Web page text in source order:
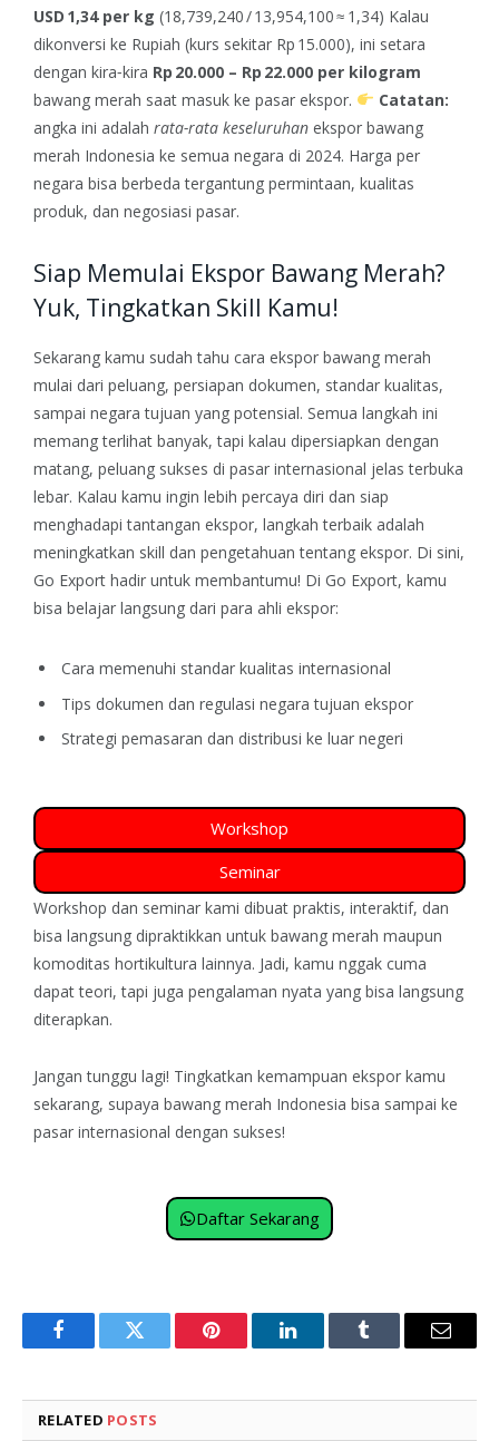
USD 1,34 per kg (18,739,240 / 13,954,100 ≈ 1,34) Kalau
dikonversi ke Rupiah (kurs sekitar Rp 15.000), ini setara
dengan kira‑kira Rp 20.000 – Rp 22.000 per kilogram
bawang merah saat masuk ke pasar ekspor.
Catatan:
angka ini adalah rata‑rata keseluruhan ekspor bawang
merah Indonesia ke semua negara di 2024. Harga per
negara bisa berbeda tergantung permintaan, kualitas
produk, dan negosiasi pasar.
Siap Memulai Ekspor Bawang Merah?
Yuk, Tingkatkan Skill Kamu!
Sekarang kamu sudah tahu cara ekspor bawang merah
mulai dari peluang, persiapan dokumen, standar kualitas,
sampai negara tujuan yang potensial. Semua langkah ini
memang terlihat banyak, tapi kalau dipersiapkan dengan
matang, peluang sukses di pasar internasional jelas terbuka
lebar. Kalau kamu ingin lebih percaya diri dan siap
menghadapi tantangan ekspor, langkah terbaik adalah
meningkatkan skill dan pengetahuan tentang ekspor. Di sini,
Go Export hadir untuk membantumu! Di Go Export, kamu
bisa belajar langsung dari para ahli ekspor:
Cara memenuhi standar kualitas internasional
Tips dokumen dan regulasi negara tujuan ekspor
Strategi pemasaran dan distribusi ke luar negeri
Workshop
Seminar
Workshop dan seminar kami dibuat praktis, interaktif, dan
bisa langsung dipraktikkan untuk bawang merah maupun
komoditas hortikultura lainnya. Jadi, kamu nggak cuma
dapat teori, tapi juga pengalaman nyata yang bisa langsung
diterapkan.
Jangan tunggu lagi! Tingkatkan kemampuan ekspor kamu
sekarang, supaya bawang merah Indonesia bisa sampai ke
pasar internasional dengan sukses!
Daftar Sekarang
FacebookTwitter Pinterest LinkedInTumblr Email
RELATED POSTS